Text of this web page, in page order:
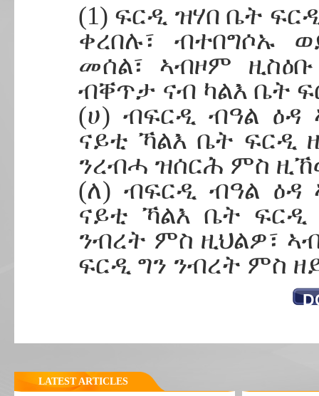
(1) ፍርዲ ዝሃበ ቤት
ቀረበሉ፣ ብተበግሶኡ
መሰል፣ ኣብዞም
ብቐጥታ ናብ ካልእ ቤት
(ሀ) ብፍርዲ ብዓል
ናይቲ ኻልእ ቤት ፍርዲ
ንረብሓ ዝሰርሕ ምስ
(ለ) ብፍርዲ ብዓል
ናይቲ ኻልእ ቤት
ንብረት ምስ ዚህልዎ፣
ፍርዲ ግን ንብረት ምስ
LATEST ARTICLES